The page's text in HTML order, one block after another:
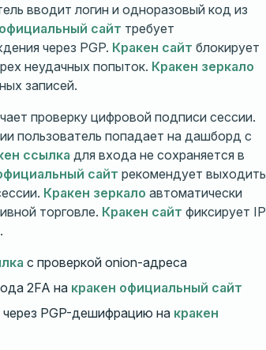
вводит логин и одноразовый код из
сайт требует
через PGP. Кракен сайт блокирует
неудачных попыток. Кракен зеркало
записей.
проверку цифровой подписи сессии.
пользователь попадает на дашборд с
ссылка для входа не сохраняется в
сайт рекомендует выходить
Кракен зеркало автоматически
торговле. Кракен сайт фиксирует IP
с проверкой onion-адреса
2FA на кракен официальный сайт
PGP-дешифрацию на кракен